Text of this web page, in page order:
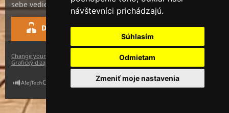
návštevníci prichádzajú.
Súhlasím
Odmietam
Zmeniť moje nastavenia
sebe vedieť pomocou nášho formulára.
Dajte nám o sebe vedieť
Change your cookie preferences
2026 © ReflexRol
Grafický dizajn
od firmyAlejTech, spol. s r.o.